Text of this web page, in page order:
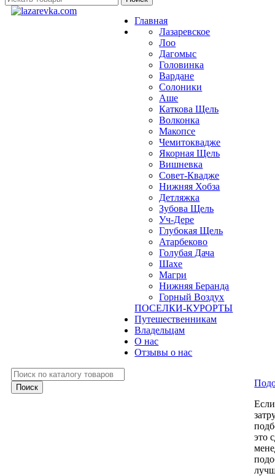
Главная
Лазаревское
Лоо
Дагомыс
Головинка
Вардане
Солоники
Аше
Каткова Щель
Волконка
Макопсе
Чемитоквадже
Якорная Щель
Вишневка
Совет-Квадже
Нижняя Хобза
Детляжка
Зубова Щель
Уч-Дере
Глубокая Щель
Атарбеково
Голубая Дача
Шахе
Магри
Нижняя Беранда
Горный Воздух
ПОСЕЛКИ-КУРОРТЫ
Путешественникам
Владельцам
О нас
Отзывы о нас
это